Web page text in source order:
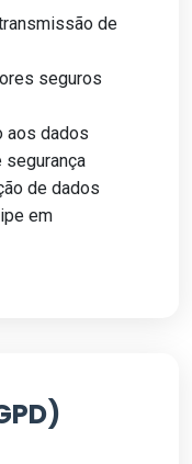
de
seguros
aos dados
segurança
de dados
em